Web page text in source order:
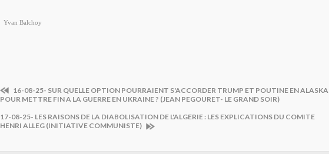
Yvan Balchoy
16-08-25- SUR QUELLE OPTION POURRAIENT S'ACCORDER TRUMP ET POUTINE EN ALASKA
POUR METTRE FIN A LA GUERRE EN UKRAINE ? (JEAN PEGOURET- LE GRAND SOIR)
17-08-25- LES RAISONS DE LA DIABOLISATION DE L'ALGERIE : LES EXPLICATIONS DU COMITE
HENRI ALLEG (INITIATIVE COMMUNISTE)